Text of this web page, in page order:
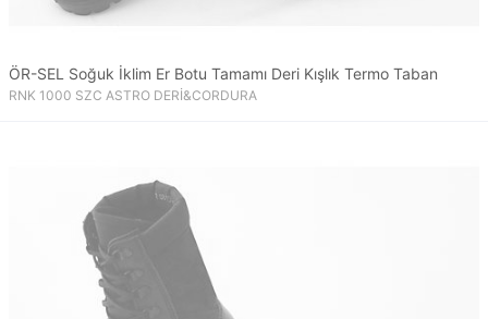
ÖR-SEL Soğuk İklim Er Botu Tamamı Deri Kışlık Termo Taban
RNK 1000 SZC ASTRO DERİ&CORDURA